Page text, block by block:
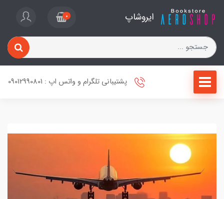
ایروشاپ 0
پشتیبانی تلگرام و واتس اپ : 09012990801